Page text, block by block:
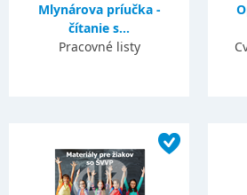
Mlynárova príučka -
čítanie s...
Pracovné listy